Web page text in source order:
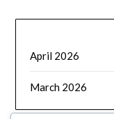
April 2026
March 2026